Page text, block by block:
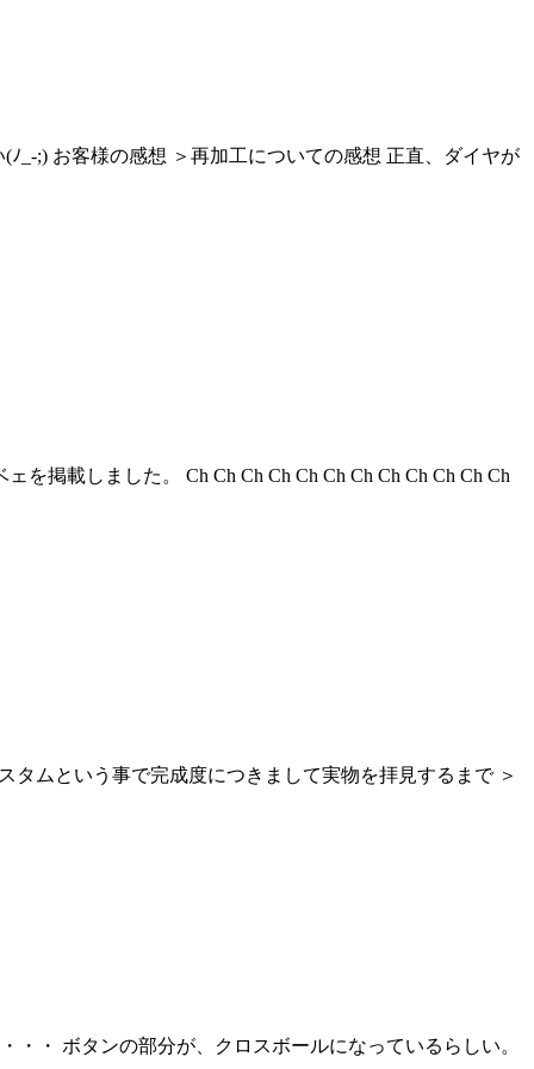
_-;) お客様の感想 ＞再加工についての感想 正直、ダイヤが
掲載しました。 Ch Ch Ch Ch Ch Ch Ch Ch Ch Ch Ch Ch
ムという事で完成度につきまして実物を拝見するまで ＞
・ ボタンの部分が、クロスボールになっているらしい。